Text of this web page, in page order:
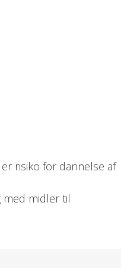
risiko for dannelse af
midler til